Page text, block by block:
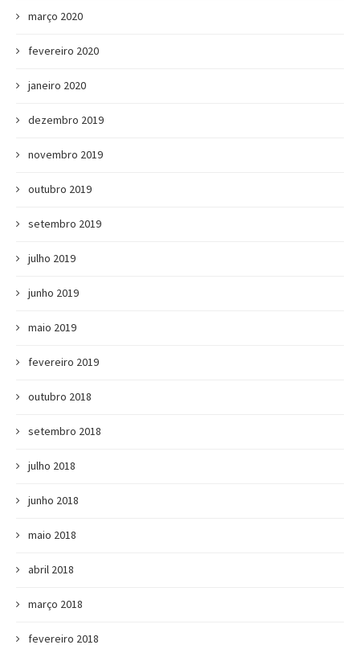
março 2020
fevereiro 2020
janeiro 2020
dezembro 2019
novembro 2019
outubro 2019
setembro 2019
julho 2019
junho 2019
maio 2019
fevereiro 2019
outubro 2018
setembro 2018
julho 2018
junho 2018
maio 2018
abril 2018
março 2018
fevereiro 2018